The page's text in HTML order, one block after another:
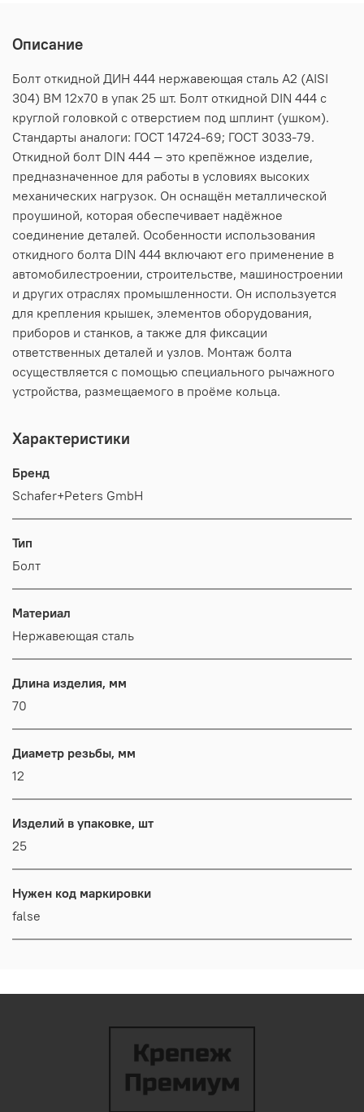
Описание
Болт откидной ДИН 444 нержавеющая сталь А2 (AISI
304) BM 12х70 в упак 25 шт. Болт откидной DIN 444 c
круглой головкой с отверстием под шплинт (ушком).
Стандарты аналоги: ГОСТ 14724-69; ГОСТ 3033-79.
Откидной болт DIN 444 — это крепёжное изделие,
предназначенное для работы в условиях высоких
механических нагрузок. Он оснащён металлической
проушиной, которая обеспечивает надёжное
соединение деталей. Особенности использования
откидного болта DIN 444 включают его применение в
автомобилестроении, строительстве, машиностроении
и других отраслях промышленности. Он используется
для крепления крышек, элементов оборудования,
приборов и станков, а также для фиксации
ответственных деталей и узлов. Монтаж болта
осуществляется с помощью специального рычажного
устройства, размещаемого в проёме кольца.
Характеристики
Бренд
Schafer+Peters GmbH
Тип
Болт
Материал
Нержавеющая сталь
Длина изделия, мм
70
Диаметр резьбы, мм
12
Изделий в упаковке, шт
25
Нужен код маркировки
false